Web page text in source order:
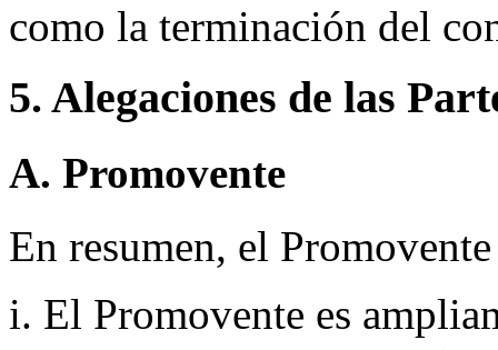
como la terminación del
5. Alegaciones de las
A. Promovente
En resumen, el
i. El Promovente es